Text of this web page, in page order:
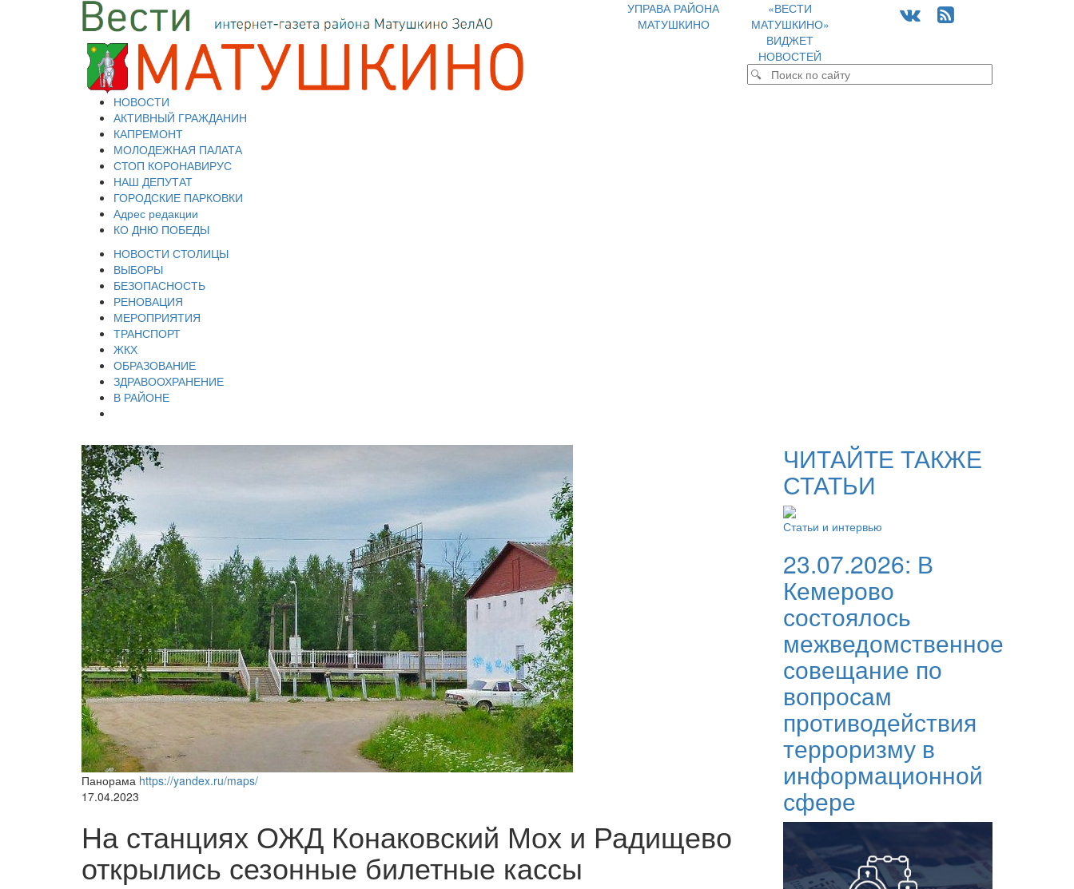
УПРАВА РАЙОНА
МАТУШКИНО
«ВЕСТИ
МАТУШКИНО»
ВИДЖЕТ
НОВОСТЕЙ
НОВОСТИ
АКТИВНЫЙ ГРАЖДАНИН
КАПРЕМОНТ
МОЛОДЕЖНАЯ ПАЛАТА
СТОП КОРОНАВИРУС
НАШ ДЕПУТАТ
ГОРОДСКИЕ ПАРКОВКИ
Адрес редакции
КО ДНЮ ПОБЕДЫ
НОВОСТИ СТОЛИЦЫ
ВЫБОРЫ
БЕЗОПАСНОСТЬ
РЕНОВАЦИЯ
МЕРОПРИЯТИЯ
ТРАНСПОРТ
ЖКХ
ОБРАЗОВАНИЕ
ЗДРАВООХРАНЕНИЕ
В РАЙОНЕ
Панорама https://yandex.ru/maps/
17.04.2023
На станциях ОЖД Конаковский Мох и Радищево
открылись сезонные билетные кассы
ЧИТАЙТЕ ТАКЖЕ
СТАТЬИ
Статьи и интервью
23.07.2026: В
Кемерово
состоялось
межведомственное
совещание по
вопросам
противодействия
терроризму в
информационной
сфере